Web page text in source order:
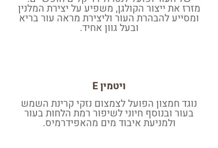
מזרז את ייצור הקולגן, משפיע על יצירת המלנין
ומסייע להבהרת העור וליצירת מראה עור בריא
ובעל גוון אחיד.
ויטמין E
נוגד חמצון הפועל לצמצום נזקי קרינת השמש
בעור ובנוסף חיוני לשיפור רמת הלחות בעור
ולמניעת איבוד מים מהאפידרמיס.